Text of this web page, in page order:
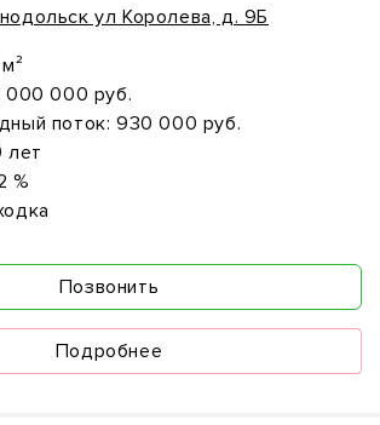
ул Королева, д. 9Б
000 000 руб.
поток: 930 000 руб.
лет
%
Позвонить
Подробнее